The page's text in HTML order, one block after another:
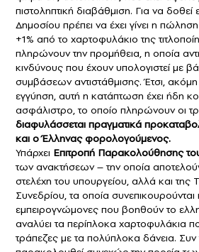
πιστοληπτική διαβάθμιση. Για να
Δημοσίου πρέπει να έχει γίνει η
+1% από το χαρτοφυλάκιο της
πληρώνουν την προμήθεια, η οποία
κινδύνους που έχουν υπολογιστεί με
συμβάσεων αντιστάθμισης. Έτσι, ακόμη
εγγύηση, αυτή η κατάπτωση έχει ήδη
ασφάλιστρο, το οποίο πληρώνουν οι
διαφυλάσσεται πραγματικά
και ο Έλληνας φορολογούμενος.
Υπάρχει Επιτροπή Παρακολούθησης
των ανακτήσεων – την οποία
στελέχη του υπουργείου, αλλά και της
Συνεδρίου, τα οποία συνεπικουρούνται
εμπειρογνώμονες που βοηθούν το
αναλύει τα περίπλοκα χαρτοφυλάκια
τράπεζες με τα πολύπλοκα δάνεια. Συν